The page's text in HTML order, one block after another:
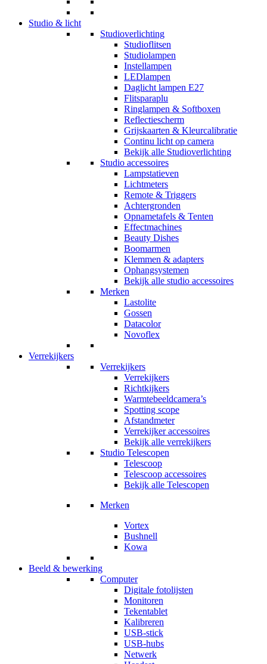
Studio & licht
Studioverlichting
Studioflitsen
Studiolampen
Instellampen
LEDlampen
Daglicht lampen E27
Flitsparaplu
Ringlampen & Softboxen
Reflectiescherm
Grijskaarten & Kleurcalibratie
Continu licht op camera
Bekijk alle Studioverlichting
Studio accessoires
Lampstatieven
Lichtmeters
Remote & Triggers
Achtergronden
Opnametafels & Tenten
Effectmachines
Beauty Dishes
Boomarmen
Klemmen & adapters
Ophangsystemen
Bekijk alle studio accessoires
Merken
Lastolite
Gossen
Datacolor
Novoflex
Verrekijkers
Verrekijkers
Verrekijkers
Richtkijkers
Warmtebeeldcamera’s
Spotting scope
Afstandmeter
Verrekijker accessoires
Bekijk alle verrekijkers
Studio Telescopen
Telescoop
Telescoop accessoires
Bekijk alle Telescopen
Merken
Vortex
Bushnell
Kowa
Beeld & bewerking
Computer
Digitale fotolijsten
Monitoren
Tekentablet
Kalibreren
USB-stick
USB-hubs
Netwerk